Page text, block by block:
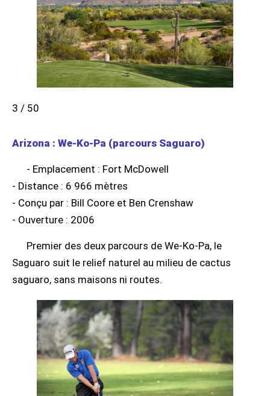
3 / 50
Arizona : We-Ko-Pa (parcours Saguaro)
- Emplacement : Fort McDowell
- Distance : 6 966 mètres
- Conçu par : Bill Coore et Ben Crenshaw
- Ouverture : 2006
Premier des deux parcours de We-Ko-Pa, le
Saguaro suit le relief naturel au milieu de cactus
saguaro, sans maisons ni routes.